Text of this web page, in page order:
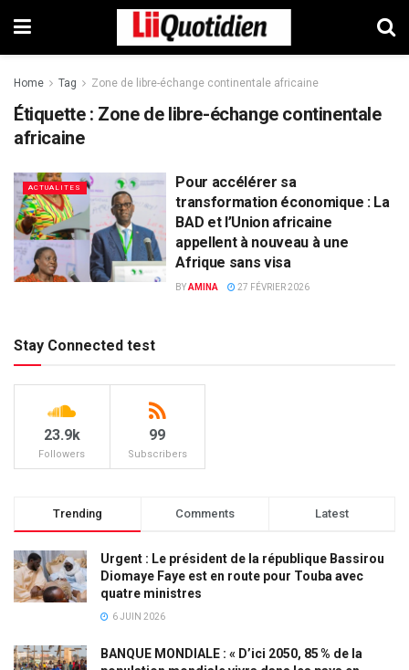
Home Tag Zone de libre-échange continentale africaine
Étiquette : Zone de libre-échange continentale
africaine
ACTUALITES
Pour accélérer sa
transformation économique : La
BAD et l’Union africaine
appellent à nouveau à une
Afrique sans visa
BYAMINA 27 FÉVRIER 2026
Stay Connected test
23.9k
Followers
99
Subscribers
Trending Comments Latest
Urgent : Le président de la république Bassirou
Diomaye Faye est en route pour Touba avec
quatre ministres
6 JUIN 2026
BANQUE MONDIALE : « D’ici 2050, 85 % de la